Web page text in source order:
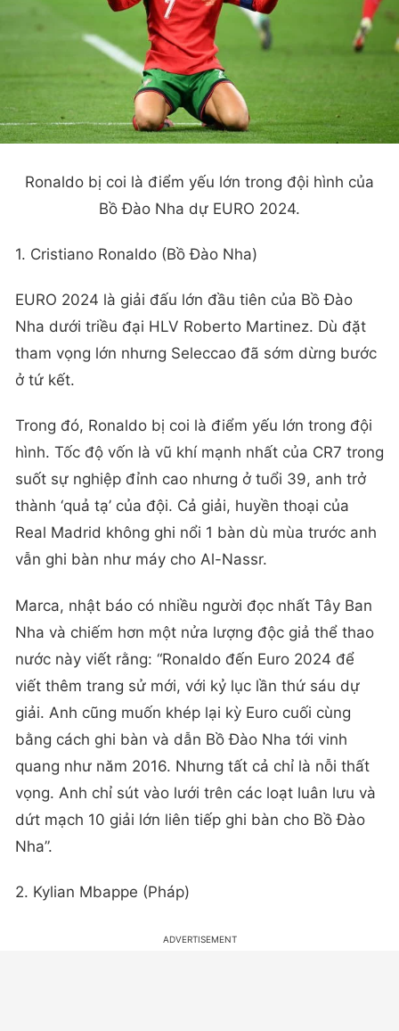
Ronaldo bị coi là điểm yếu lớn trong đội hình của
Bồ Đào Nha dự EURO 2024.
1. Cristiano Ronaldo (Bồ Đào Nha)
EURO 2024 là giải đấu lớn đầu tiên của Bồ Đào
Nha dưới triều đại HLV Roberto Martinez. Dù đặt
tham vọng lớn nhưng Seleccao đã sớm dừng bước
ở tứ kết.
Trong đó, Ronaldo bị coi là điểm yếu lớn trong đội
hình. Tốc độ vốn là vũ khí mạnh nhất của CR7 trong
suốt sự nghiệp đỉnh cao nhưng ở tuổi 39, anh trở
thành ‘quả tạ’ của đội. Cả giải, huyền thoại của
Real Madrid không ghi nổi 1 bàn dù mùa trước anh
vẫn ghi bàn như máy cho Al-Nassr.
Marca, nhật báo có nhiều người đọc nhất Tây Ban
Nha và chiếm hơn một nửa lượng độc giả thể thao
nước này viết rằng: “Ronaldo đến Euro 2024 để
viết thêm trang sử mới, với kỷ lục lần thứ sáu dự
giải. Anh cũng muốn khép lại kỳ Euro cuối cùng
bằng cách ghi bàn và dẫn Bồ Đào Nha tới vinh
quang như năm 2016. Nhưng tất cả chỉ là nỗi thất
vọng. Anh chỉ sút vào lưới trên các loạt luân lưu và
dứt mạch 10 giải lớn liên tiếp ghi bàn cho Bồ Đào
Nha”.
2. Kylian Mbappe (Pháp)